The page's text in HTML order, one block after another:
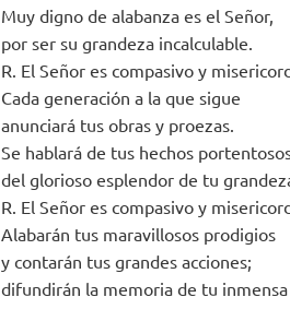
Muy digno de alabanza es el Señor,
por ser su grandeza incalculable.
R. El Señor es compasivo y
Cada generación a la que sigue
anunciará tus obras y proezas.
Se hablará de tus hechos
del glorioso esplendor de tu
R. El Señor es compasivo y
Alabarán tus maravillosos prodigios
y contarán tus grandes acciones;
difundirán la memoria de tu